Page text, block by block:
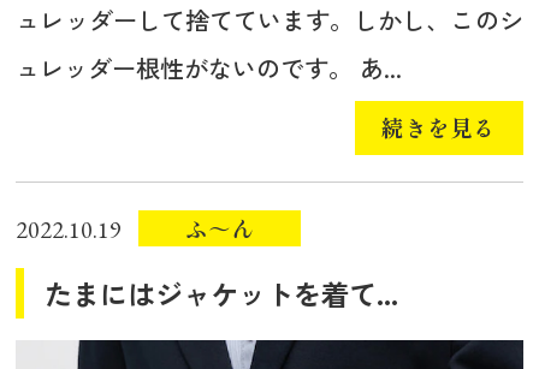
ュレッダーして捨てています。しかし、このシ
ュレッダー根性がないのです。 あ...
続きを見る
2022.10.19 ふ～ん
たまにはジャケットを着て...